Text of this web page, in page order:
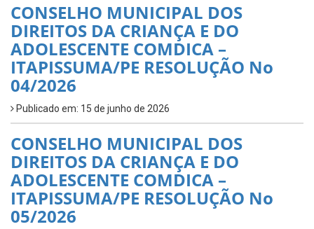
CONSELHO MUNICIPAL DOS
DIREITOS DA CRIANÇA E DO
ADOLESCENTE COMDICA –
ITAPISSUMA/PE RESOLUÇÃO No
04/2026
Publicado em: 15 de junho de 2026
CONSELHO MUNICIPAL DOS
DIREITOS DA CRIANÇA E DO
ADOLESCENTE COMDICA –
ITAPISSUMA/PE RESOLUÇÃO No
05/2026